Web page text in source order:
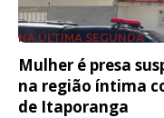
NA ÚLTIMA SEGUNDA
Mulher é presa
na região íntima
de Itaporanga